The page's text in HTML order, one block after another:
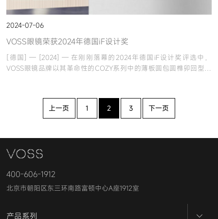
2024-07-06
VOSS眼镜荣获2024年德国iF设计奖
[德国] — [2024] — 在刚刚落幕的2024年德国iF设计奖评选中，
VOSS眼镜品牌以其革命性的COZY系列中的薄板圆包圆榫卯回型铰
上一页 1 2 3 下一页
400-606-1912
北京市朝阳区东三环南路富顿中心A座1912室
产品系列